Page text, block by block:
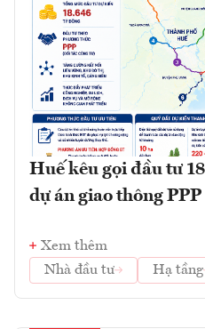
Huế kêu gọi đầu tư
dự án giao thông PPP
Xem thêm
Nhà đầu tư
Hạ tầng